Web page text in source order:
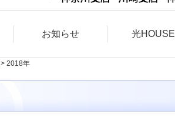
お知らせ 光HOUSE
> 2018年